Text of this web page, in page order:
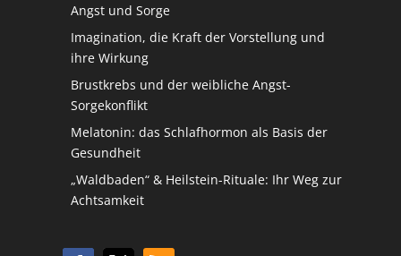
Angst und Sorge
Imagination, die Kraft der Vorstellung und
ihre Wirkung
Brustkrebs und der weibliche Angst-
Sorgekonflikt
Melatonin: das Schlafhormon als Basis der
Gesundheit
„Waldbaden“ & Heilstein-Rituale: Ihr Weg zur
Achtsamkeit